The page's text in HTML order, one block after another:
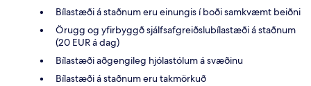
Bílastæði á staðnum eru einungis í boði samkvæmt beiðni
Örugg og yfirbyggð sjálfsafgreiðslubílastæði á staðnum
(20 EUR á dag)
Bílastæði aðgengileg hjólastólum á svæðinu
Bílastæði á staðnum eru takmörkuð